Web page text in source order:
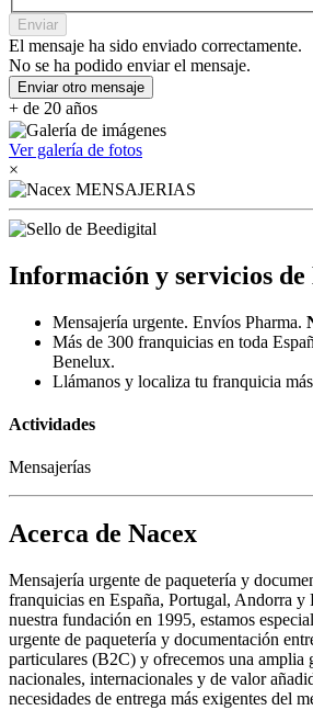
Enviar
El mensaje ha sido enviado correctamente.
No se ha podido enviar el mensaje.
Enviar otro mensaje
+ de 20 años
Ver galería de fotos
×
Información y servicios de
Mensajería urgente. Envíos Pharma.
Más de 300 franquicias en toda
Benelux.
Llámanos y localiza tu franquicia
Actividades
Mensajerías
Acerca de Nacex
Mensajería urgente de paquetería y
franquicias en España, Portugal, Andorra y
nuestra fundación en 1995, estamos
urgente de paquetería y documentación
particulares (B2C) y ofrecemos una amplia
nacionales, internacionales y de valor
necesidades de entrega más exigentes del